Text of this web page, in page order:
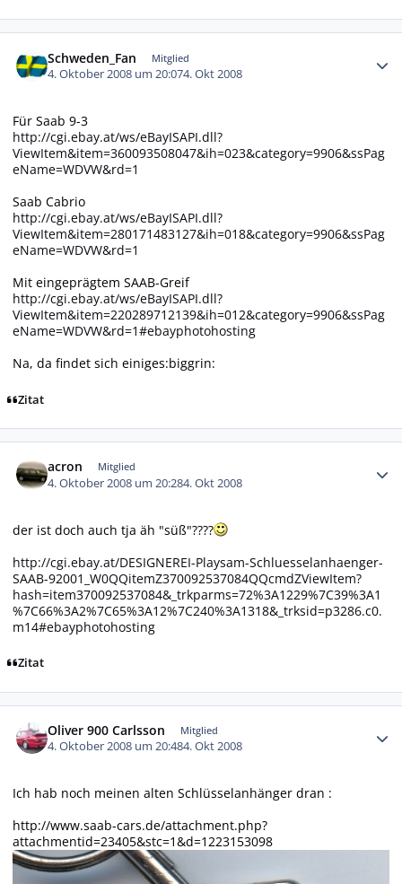
Schweden_Fan Mitglied
4. Oktober 2008 um 20:074. Okt 2008
Für Saab 9-3
http://cgi.ebay.at/ws/eBayISAPI.dll?
ViewItem&item=360093508047&ih=023&category=9906&ssPag
eName=WDVW&rd=1
Saab Cabrio
http://cgi.ebay.at/ws/eBayISAPI.dll?
ViewItem&item=280171483127&ih=018&category=9906&ssPag
eName=WDVW&rd=1
Mit eingeprägtem SAAB-Greif
http://cgi.ebay.at/ws/eBayISAPI.dll?
ViewItem&item=220289712139&ih=012&category=9906&ssPag
eName=WDVW&rd=1#ebayphotohosting
Na, da findet sich einiges:biggrin:
Zitat
acron Mitglied
4. Oktober 2008 um 20:284. Okt 2008
der ist doch auch tja äh "süß"????
http://cgi.ebay.at/DESIGNEREI-Playsam-Schluesselanhaenger-
SAAB-92001_W0QQitemZ370092537084QQcmdZViewItem?
hash=item370092537084&_trkparms=72%3A1229%7C39%3A1
%7C66%3A2%7C65%3A12%7C240%3A1318&_trksid=p3286.c0.
m14#ebayphotohosting
Zitat
Oliver 900 Carlsson Mitglied
4. Oktober 2008 um 20:484. Okt 2008
Ich hab noch meinen alten Schlüsselanhänger dran :
http://www.saab-cars.de/attachment.php?
attachmentid=23405&stc=1&d=1223153098